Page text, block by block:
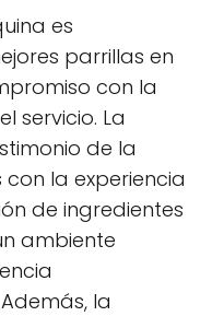
es
parrillas en
con la
servicio. La
de la
la experiencia
de ingredientes
ambiente
la